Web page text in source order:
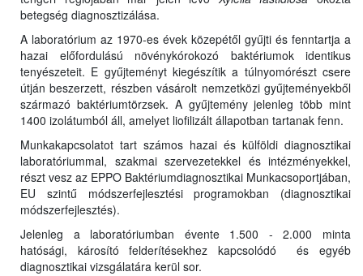
betegség diagnosztizálása.
A laboratórium az 1970-es évek közepétől gyűjti és fenntartja a
hazai előfordulású növénykórokozó baktériumok identikus
tenyészeteit. E gyűjteményt kiegészítik a túlnyomórészt csere
útján beszerzett, részben vásárolt nemzetközi gyűjteményekből
származó baktériumtörzsek. A gyűjtemény jelenleg több mint
1400 izolátumból áll, amelyet liofilizált állapotban tartanak fenn.
Munkakapcsolatot tart számos hazai és külföldi diagnosztikai
laboratóriummal, szakmai szervezetekkel és intézményekkel,
részt vesz az EPPO Baktériumdiagnosztikai Munkacsoportjában,
EU szintű módszerfejlesztési programokban (diagnosztikai
módszerfejlesztés).
Jelenleg a laboratóriumban évente 1.500 - 2.000 minta
hatósági, károsító felderítésekhez kapcsolódó és egyéb
diagnosztikai vizsgálatára kerül sor.